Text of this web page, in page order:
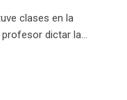
clases en la
dictar la…